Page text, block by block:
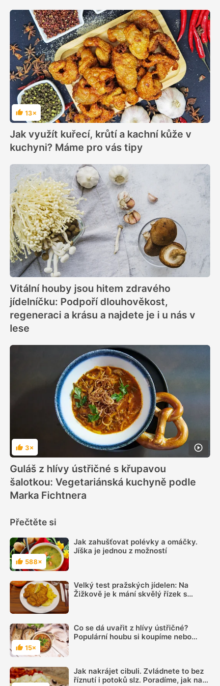
Hodnocení
13×
Jak využít kuřecí, krůtí a kachní kůže v
kuchyni? Máme pro vás tipy
Vitální houby jsou hitem zdravého
jídelníčku: Podpoří dlouhověkost,
regeneraci a krásu a najdete je i u nás v
lese
Hodnocení
3×
Guláš z hlívy ústřičné s křupavou
šalotkou: Vegetariánská kuchyně podle
Marka Fichtnera
Přečtěte si
Hodnocení
588×
Jak zahušťovat polévky a omáčky.
Jíška je jednou z možností
Velký test pražských jídelen: Na
Žižkově je k mání skvělý řízek s
Hodnocení
15×
Co se dá uvařit z hlívy ústřičné?
Populární houbu si koupíme nebo
Jak nakrájet cibuli. Zvládnete to bez
říznutí i potoků slz. Poradíme, jak na